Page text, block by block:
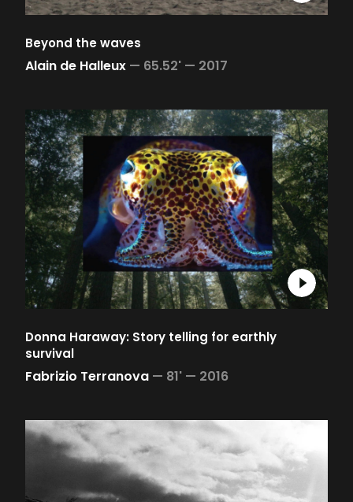
Beyond the waves
Alain de Halleux — 65.52' — 2017
Donna Haraway: Story telling for earthly
survival
Fabrizio Terranova — 81' — 2016